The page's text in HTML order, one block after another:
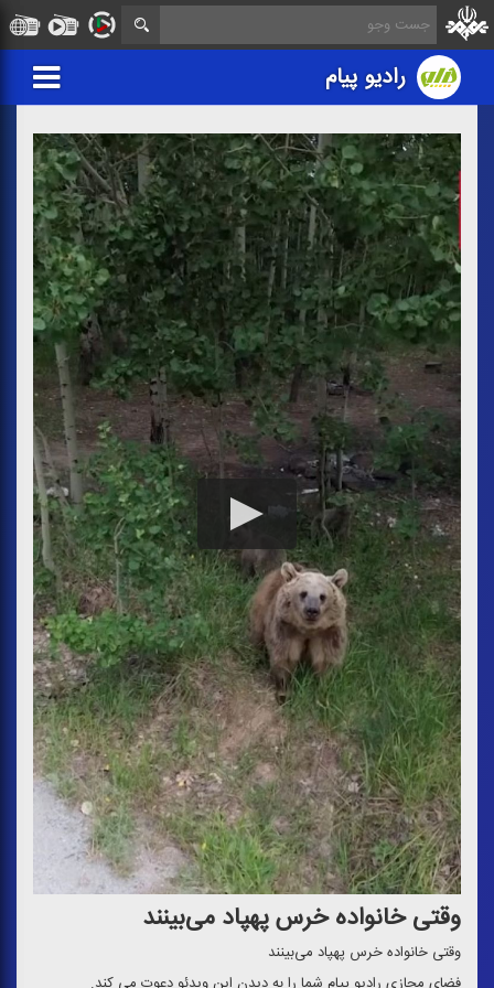
رادیو پیام
وقتی خانواده خرس پهپاد می‌بینند
وقتی خانواده خرس پهپاد می‌بینند